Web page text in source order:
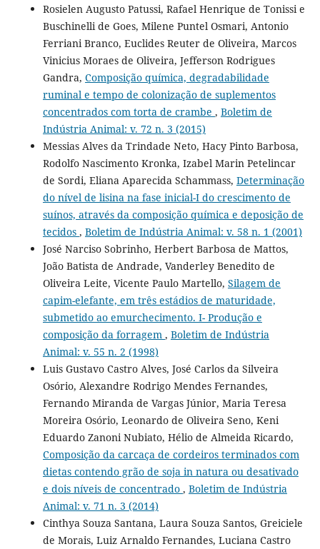
Rosielen Augusto Patussi, Rafael Henrique de Tonissi e
Buschinelli de Goes, Milene Puntel Osmari, Antonio
Ferriani Branco, Euclides Reuter de Oliveira, Marcos
Vinicius Moraes de Oliveira, Jefferson Rodrigues
Gandra, Composição química, degradabilidade
ruminal e tempo de colonização de suplementos
concentrados com torta de crambe , Boletim de
Indústria Animal: v. 72 n. 3 (2015)
Messias Alves da Trindade Neto, Hacy Pinto Barbosa,
Rodolfo Nascimento Kronka, Izabel Marin Petelincar
de Sordi, Eliana Aparecida Schammass, Determinação
do nível de lisina na fase inicial-I do crescimento de
suínos, através da composição química e deposição de
tecidos , Boletim de Indústria Animal: v. 58 n. 1 (2001)
José Narciso Sobrinho, Herbert Barbosa de Mattos,
João Batista de Andrade, Vanderley Benedito de
Oliveira Leite, Vicente Paulo Martello, Silagem de
capim-elefante, em três estádios de maturidade,
submetido ao emurchecimento. I- Produção e
composição da forragem , Boletim de Indústria
Animal: v. 55 n. 2 (1998)
Luis Gustavo Castro Alves, José Carlos da Silveira
Osório, Alexandre Rodrigo Mendes Fernandes,
Fernando Miranda de Vargas Júnior, Maria Teresa
Moreira Osório, Leonardo de Oliveira Seno, Keni
Eduardo Zanoni Nubiato, Hélio de Almeida Ricardo,
Composição da carcaça de cordeiros terminados com
dietas contendo grão de soja in natura ou desativado
e dois níveis de concentrado , Boletim de Indústria
Animal: v. 71 n. 3 (2014)
Cinthya Souza Santana, Laura Souza Santos, Greiciele
de Morais, Luiz Arnaldo Fernandes, Luciana Castro